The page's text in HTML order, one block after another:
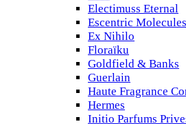
Electimuss Eternal
Escentric Molecules
Ex Nihilo
Floraïku
Goldfield & Banks
Guerlain
Haute Fragrance
Hermes
Initio Parfums